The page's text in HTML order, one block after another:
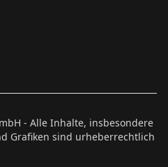
- Alle Inhalte, insbesondere
Grafiken sind urheberrechtlich